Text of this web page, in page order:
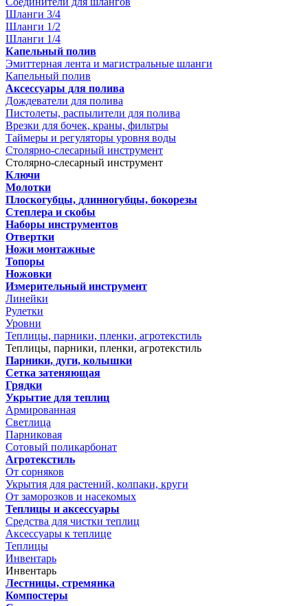
Шланги 3/4
Шланги 1/2
Шланги 1/4
Капельный полив
Эмиттерная лента и магистральные шланги
Капельный полив
Аксессуары для полива
Дождеватели для полива
Пистолеты, распылители для полива
Врезки для бочек, краны, фильтры
Таймеры и регуляторы уровня воды
Столярно-слесарный инструмент
Столярно-слесарный инструмент
Ключи
Молотки
Плоскогубцы, длинногубцы, бокорезы
Степлера и скобы
Наборы инструментов
Отвертки
Ножи монтажные
Топоры
Ножовки
Измерительный инструмент
Линейки
Рулетки
Уровни
Теплицы, парники, пленки, агротекстиль
Теплицы, парники, пленки, агротекстиль
Парники, дуги, колышки
Сетка затеняющая
Грядки
Укрытие для теплиц
Армированная
Светлица
Парниковая
Сотовый поликарбонат
Агротекстиль
От сорняков
Укрытия для растений, колпаки, круги
От заморозков и насекомых
Теплицы и аксессуары
Средства для чистки теплиц
Аксессуары к теплице
Теплицы
Инвентарь
Инвентарь
Лестницы, стремянка
Компостеры